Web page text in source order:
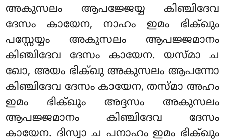
അകുസലം ആപജ്ജേയ്യ കിഞ്ചിദേവ
ദേസം കായേന, നാഹം ഇമം ഭിക്ഖും
പസ്സേയ്യം അകുസലം ആപജ്ജമാനം
കിഞ്ചിദേവ ദേസം കായേന. യസ്മാ ച
ഖോ, അയം ഭിക്ഖു അകുസലം ആപന്നോ
കിഞ്ചിദേവ ദേസം കായേന, തസ്മാ അഹം
ഇമം ഭിക്ഖും അദ്ദസം അകുസലം
ആപജ്ജമാനം കിഞ്ചിദേവ ദേസം
കായേന. ദിസ്വാ ച പനാഹം ഇമം ഭിക്ഖും